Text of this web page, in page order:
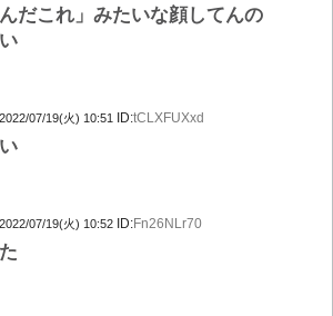
だこれ」みたいな顔してんの
2022/07/19(火) 10:51 ID:tCLXFUXxd
2022/07/19(火) 10:52 ID:Fn26NLr70